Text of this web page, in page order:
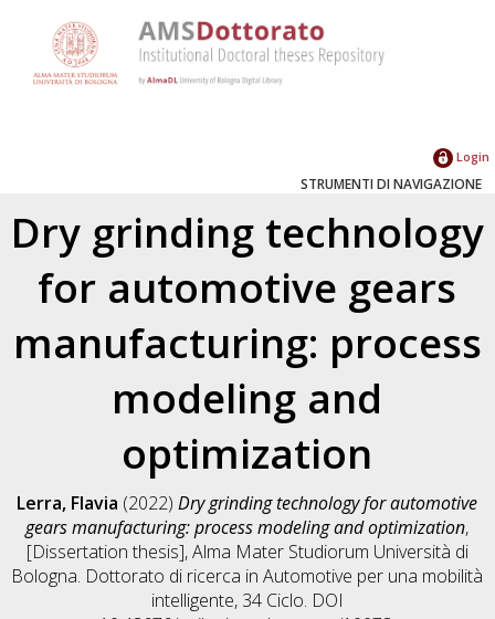
Login
STRUMENTI DI NAVIGAZIONE
Dry grinding technology
for automotive gears
manufacturing: process
modeling and
optimization
Lerra, Flavia (2022)Dry grinding technology for automotive
gears manufacturing: process modeling and optimization,
[Dissertation thesis], Alma Mater Studiorum Università di
Bologna. Dottorato di ricerca inAutomotive per una mobilità
intelligente, 34 Ciclo. DOI